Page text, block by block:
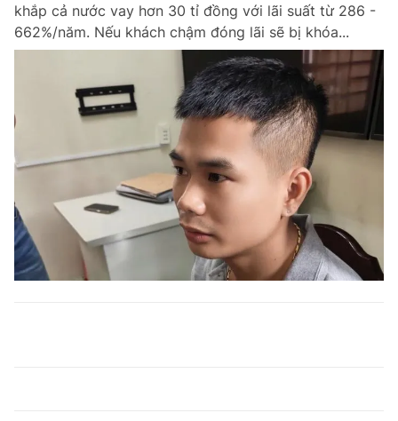
khắp cả nước vay hơn 30 tỉ đồng với lãi suất từ 286 -
662%/năm. Nếu khách chậm đóng lãi sẽ bị khóa...